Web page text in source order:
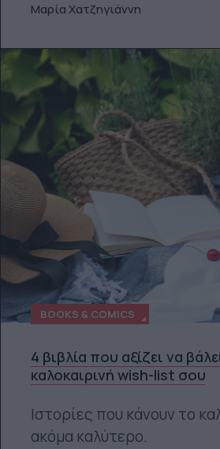
Μαρία Χατζηγιάννη
BOOKS & COMICS
4 βιβλία που αξίζει να
καλοκαιρινή wish-list σου
Ιστορίες που κάνουν το
ακόμα καλύτερο.